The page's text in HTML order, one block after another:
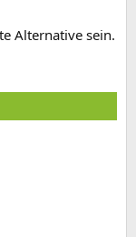
Alternative sein.